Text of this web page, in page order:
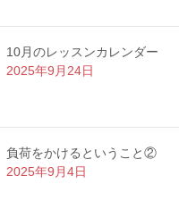
10月のレッスンカレンダー
2025年9月24日
負荷をかけるということ②
2025年9月4日